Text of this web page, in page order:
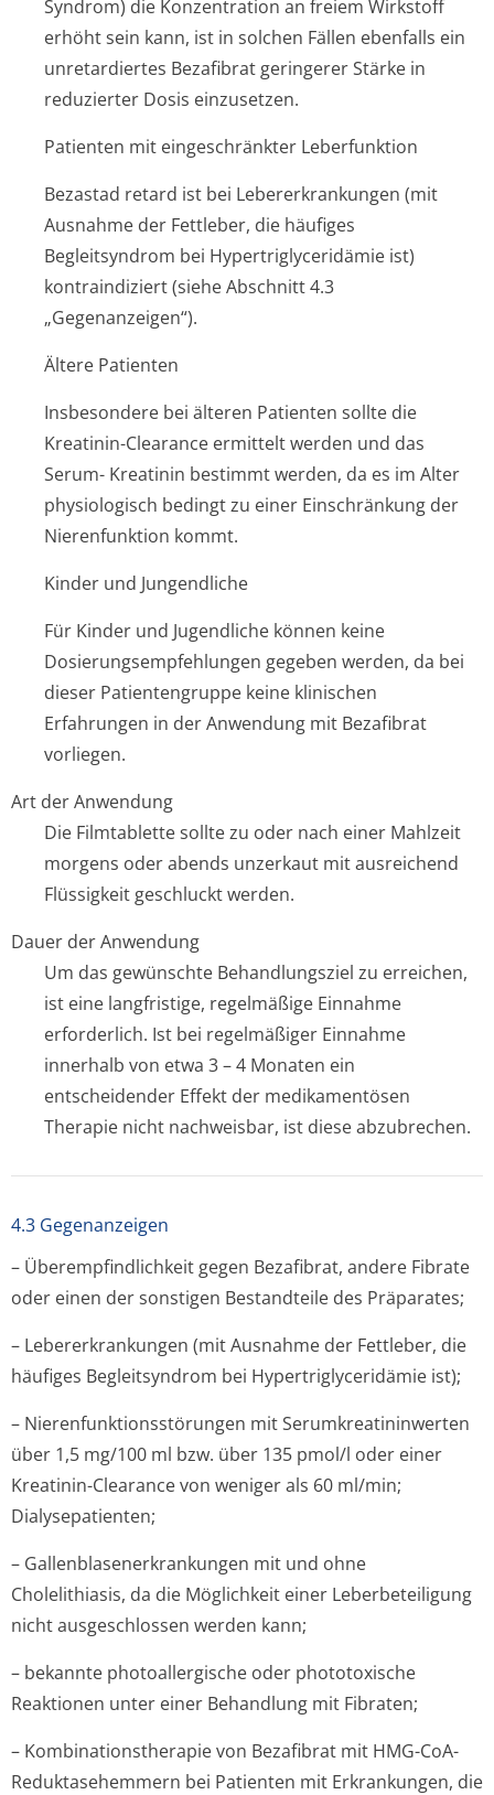
Syndrom) die Konzentration an freiem Wirkstoff
erhöht sein kann, ist in solchen Fällen ebenfalls ein
unretardiertes Bezafibrat geringerer Stärke in
reduzierter Dosis einzusetzen.
Patienten mit eingeschränkter Leberfunktion
Bezastad retard ist bei Lebererkrankungen (mit
Ausnahme der Fettleber, die häufiges
Begleitsyndrom bei Hypertriglyce­ridämie ist)
kontraindiziert (siehe Abschnitt 4.3
„Gegenanzeigen“).
Ältere Patienten
Insbesondere bei älteren Patienten sollte die
Kreatinin-Clearance ermittelt werden und das
Serum- Kreatinin bestimmt werden, da es im Alter
physiologisch bedingt zu einer Einschränkung der
Nierenfunktion kom­mt.
Kinder und Jungendliche
Für Kinder und Jugendliche können keine
Dosierungsempfeh­lungen gegeben werden, da bei
dieser Patientengruppe keine klinischen
Erfahrungen in der Anwendung mit Bezafibrat
vorliegen.
Art der Anwendung
Die Filmtablette sollte zu oder nach einer Mahlzeit
morgens oder abends unzerkaut mit ausreichend
Flüssigkeit geschluckt werden.
Dauer der Anwendung
Um das gewünschte Behandlungsziel zu erreichen,
ist eine langfristige, regelmäßige Einnahme
erforderlich. Ist bei regelmäßiger Einnahme
innerhalb von etwa 3 – 4 Monaten ein
entscheidender Effekt der medikamentösen
Therapie nicht nachweisbar, ist diese abzubrechen.
4.3 Gegenanzeigen
– Überempfindlichkeit gegen Bezafibrat, andere Fibrate
oder einen der sonstigen Bestandteile des Präparates;
– Lebererkrankungen (mit Ausnahme der Fettleber, die
häufiges Begleitsyndrom bei Hypertriglyce­ridämie ist);
– Nierenfunktion­sstörungen mit Serumkreatinin­werten
über 1,5 mg/100 ml bzw. über 135 pmol/l oder einer
Kreatinin-Clearance von weniger als 60 ml/min;
Dialysepatienten;
– Gallenblasener­krankungen mit und ohne
Cholelithiasis, da die Möglichkeit einer Leberbeteiligung
nicht ausgeschlossen werden kann;
– bekannte photoallergische oder phototoxische
Reaktionen unter einer Behandlung mit Fibraten;
– Kombinationsthe­rapie von Bezafibrat mit HMG-CoA-
Reduktasehemmern bei Patienten mit Erkrankungen, die